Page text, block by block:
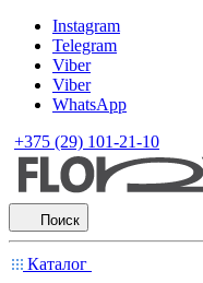
Instagram
Telegram
Viber
Viber
WhatsApp
+375 (29) 101-21-10
Поиск
Каталог